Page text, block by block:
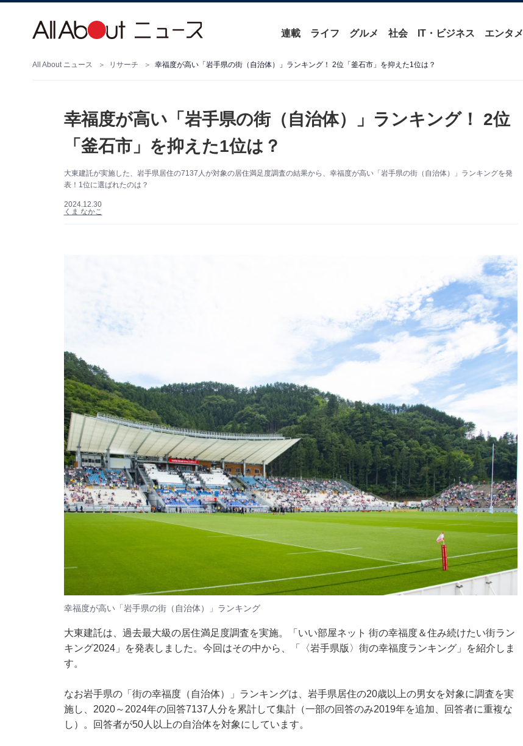
連載 ライフ グルメ 社会 IT・ビジネス エンタメ
All About ニュース リサーチ 幸福度が高い「岩手県の街（自治体）」ランキング！ 2位「釜石市」を抑えた1位は？
幸福度が高い「岩手県の街（自治体）」ランキング！ 2位
「釜石市」を抑えた1位は？
大東建託が実施した、岩手県居住の7137人が対象の居住満足度調査の結果から、幸福度が高い「岩手県の街（自治体）」ランキングを発
表！1位に選ばれたのは？
2024.12.30
くま なかこ
幸福度が高い「岩手県の街（自治体）」ランキング
大東建託は、過去最大級の居住満足度調査を実施。「いい部屋ネット 街の幸福度＆住み続けたい街ラン
キング2024」を発表しました。今回はその中から、「〈岩手県版〉街の幸福度ランキング」を紹介しま
す。
なお岩手県の「街の幸福度（自治体）」ランキングは、岩手県居住の20歳以上の男女を対象に調査を実
施し、2020～2024年の回答7137人分を累計して集計（一部の回答のみ2019年を追加、回答者に重複な
し）。回答者が50人以上の自治体を対象にしています。